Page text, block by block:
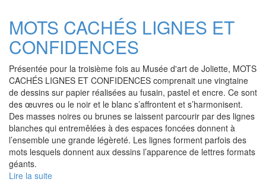
LIGNES
ET
CONFIDENCES
MOTS CACHÉS LIGNES ET
CONFIDENCES
Présentée pour la troisième fois au Musée d'art de Joliette, MOTS
CACHÉS LIGNES ET CONFIDENCES comprenait une vingtaine
de dessins sur papier réalisées au fusain, pastel et encre. Ce sont
des œuvres ou le noir et le blanc s’affrontent et s’harmonisent.
Des masses noires ou brunes se laissent parcourir par des lignes
blanches qui entremêlées à des espaces foncées donnent à
l’ensemble une grande légèreté. Les lignes forment parfois des
mots lesquels donnent aux dessins l’apparence de lettres formats
géants.
Lire la suite